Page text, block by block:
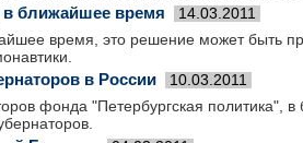
в ближайшее время 14.03.2011
время, это решение может быть
в России 10.03.2011
фонда "Петербургская политика",